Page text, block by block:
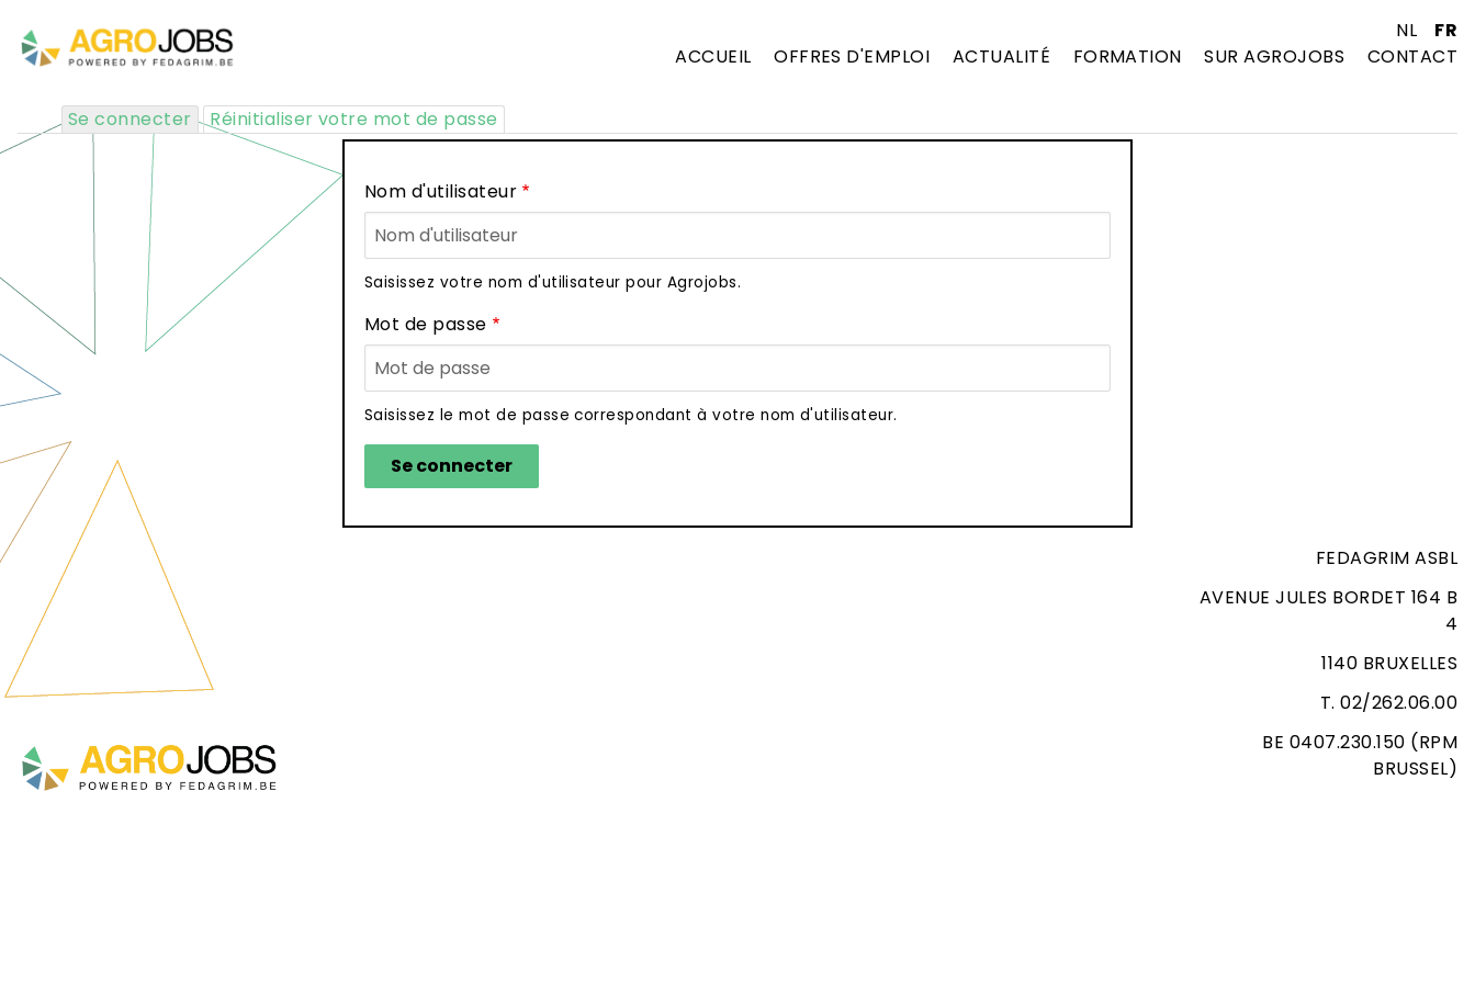
to
main
NL FR
principale
ACCUEIL OFFRES D'EMPLOI ACTUALITÉ FORMATION SUR AGROJOBS CONTACT
Onglets
principaux
Se connecter (onglet
actif)
Réinitialiser votre mot de passe
Nom d'utilisateur
Saisissez votre nom d'utilisateur pour Agrojobs.
Mot de passe
Saisissez le mot de passe correspondant à votre nom d'utilisateur.
Se connecter
FEDAGRIM ASBL
AVENUE JULES BORDET 164 B
4
1140 BRUXELLES
T. 02/262.06.00
BE 0407.230.150 (RPM
BRUSSEL)